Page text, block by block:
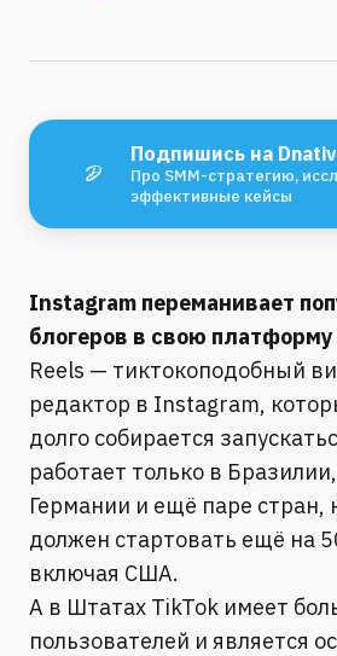
Подпишись на
Про SMM-стратегию,
эффективные кейсы
Instagram переманивает
блогеров в свою платформу
Reels — тиктокоподобный
редактор в Instagram,
долго собирается
работает только в
Германии и ещё паре стран,
должен стартовать ещё на
включая США.
А в Штатах TikTok имеет
пользователей и является